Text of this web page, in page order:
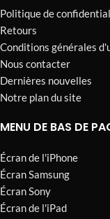
Politique de
Retours
Conditions générales
Nous contacter
Dernières nouvelles
Notre plan du site
MENU DE BAS DE
Écran de l'iPhone
Écran Samsung
Écran Sony
Écran de l'iPad